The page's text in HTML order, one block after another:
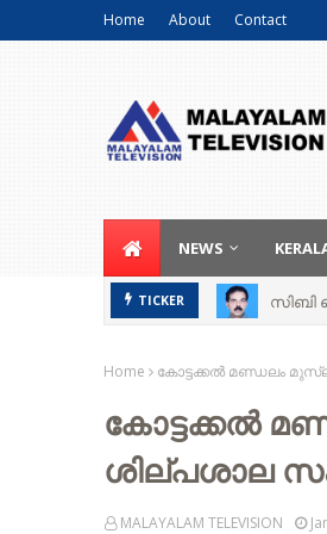
Home About Contact
NEWS
TICKER സിബി
Home കോട്ടക്കൽ മണ്ഡലം
കോട്ടക്കൽ
ശില്പശാല
MALAYALAM TELEVISION